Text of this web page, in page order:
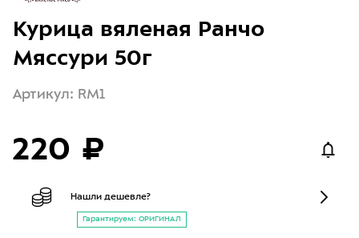
Курица вяленая Ранчо
Мяссури 50г
Артикул: RM1
220 ₽
Нашли дешевле?
Гарантируем: ОРИГИНАЛ